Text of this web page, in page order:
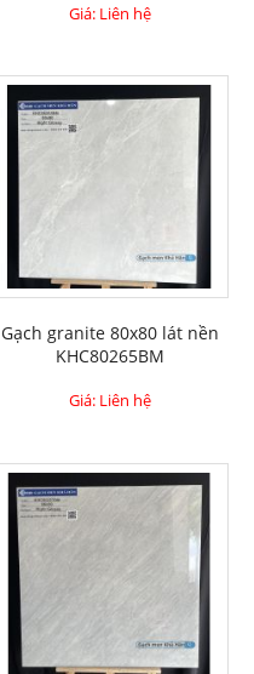
Giá: Liên hệ
Gạch granite 80x80 lát nền
KHC80265BM
Giá: Liên hệ